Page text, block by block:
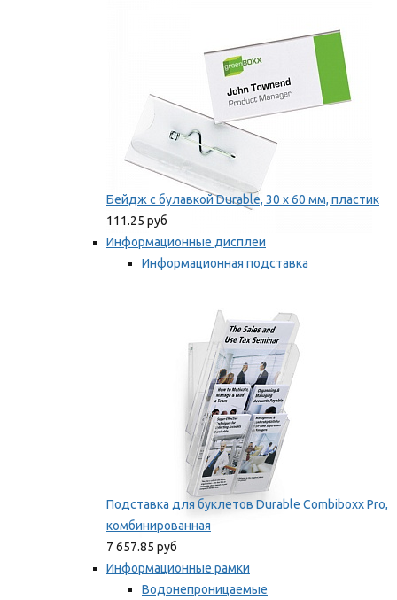
Бейдж с булавкой Durable, 30 х 60 мм, пластик
111.25 руб
Информационные дисплеи
Информационная подставка
Подставка для буклетов Durable Combiboxx Pro,
комбинированная
7 657.85 руб
Информационные рамки
Водонепроницаемые